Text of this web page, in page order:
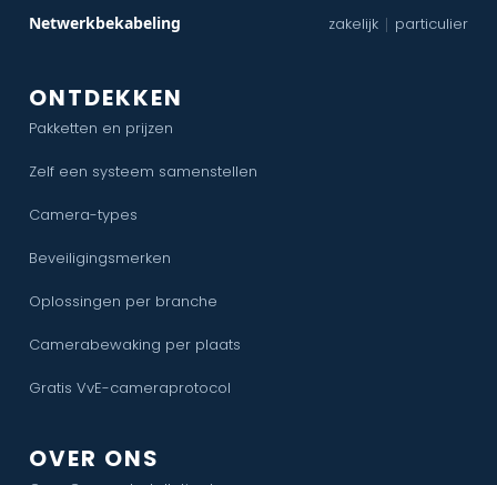
Netwerkbekabeling zakelijk | particulier
ONTDEKKEN
Pakketten en prijzen
Zelf een systeem samenstellen
Camera-types
Beveiligingsmerken
Oplossingen per branche
Camerabewaking per plaats
Gratis VvE-cameraprotocol
OVER ONS